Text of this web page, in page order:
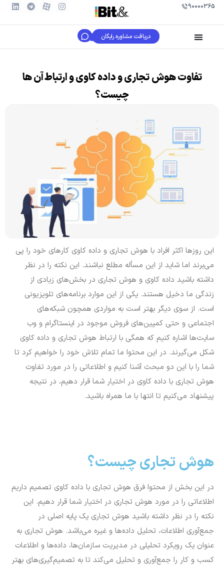
90000365
دریافت مشاوره رایگان
تفاوت هوش تجاری و داده کاوی و ارتباط آن ها
چیست؟
این روز‌ها اکثر افراد با هوش تجاری و داده کاوی کار‌های خود را پی
می‌برند اما شاید از این مسأله مطلع نباشند. این نکته را در نظر
داشته باشید داده کاوی و هوش تجاری در بخش‌های زیادی از
زندگی ما دخیل هستند. یکی از این موارد برنامه‌های تلویزیونی
است. از سوی دیگر بهتر است به مواردی همچون شبکه‌های
اجتماعی و حتی کمپین‌های فروش موجود در اینستاگرام و وب
سایت‌ها اشاره کنیم که همگی با ارتباط هوش تجاری و داده کاوی
شکل می‌گیرند. در این محتوا ما تمام تلاش خود را خواهیم کرد تا
شما را با این دو مبحث آشنا کنیم و اطلاعاتی را در مورد تفاوت
هوش تجاری با داده کاوی در اختیار شما قرار دهیم، در نتیجه
پیشنهاد می‌کنیم تا انتها با ما همراه باشید.
هوش تجاری چیست؟
در این بخش از محتوا فرق هوش تجاری با داده کاوی تصمیم داریم
اطلاعاتی را در مورد هوش تجاری در اختیار شما قرار دهیم. این
نکته را در نظر داشته باشید هوش تجاری یک پایه اصلی در
جمع‌آوری اطلاعات، تحلیل داده‌ها و غیره می‌باشد. هوش تجاری به
عنوان یک رویکرد تحلیلی در مدیریت سازمان‌ها، داده‌ها و اطلاعات
کسب و کار را جمع‌آوری و تحلیل می‌کند تا به تصمیم‌گیری‌های بهتر